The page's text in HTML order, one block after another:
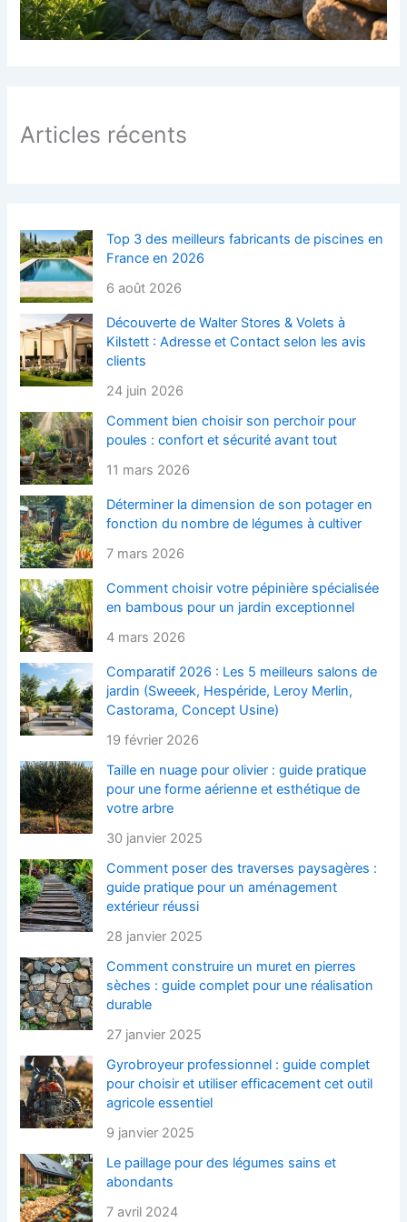
Articles récents
Top 3 des meilleurs fabricants de piscines en
France en 2026
6 août 2026
Découverte de Walter Stores & Volets à
Kilstett : Adresse et Contact selon les avis
clients
24 juin 2026
Comment bien choisir son perchoir pour
poules : confort et sécurité avant tout
11 mars 2026
Déterminer la dimension de son potager en
fonction du nombre de légumes à cultiver
7 mars 2026
Comment choisir votre pépinière spécialisée
en bambous pour un jardin exceptionnel
4 mars 2026
Comparatif 2026 : Les 5 meilleurs salons de
jardin (Sweeek, Hespéride, Leroy Merlin,
Castorama, Concept Usine)
19 février 2026
Taille en nuage pour olivier : guide pratique
pour une forme aérienne et esthétique de
votre arbre
30 janvier 2025
Comment poser des traverses paysagères :
guide pratique pour un aménagement
extérieur réussi
28 janvier 2025
Comment construire un muret en pierres
sèches : guide complet pour une réalisation
durable
27 janvier 2025
Gyrobroyeur professionnel : guide complet
pour choisir et utiliser efficacement cet outil
agricole essentiel
9 janvier 2025
Le paillage pour des légumes sains et
abondants
7 avril 2024